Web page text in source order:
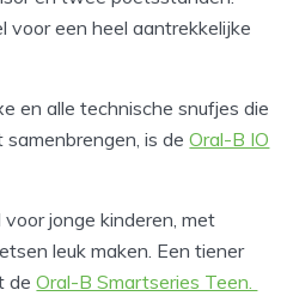
voor een heel aantrekkelijke
en alle technische snufjes die
samenbrengen, is deOral-B IO
voor jonge kinderen, met
leuk maken. Een tiener
deOral-B Smartseries Teen.